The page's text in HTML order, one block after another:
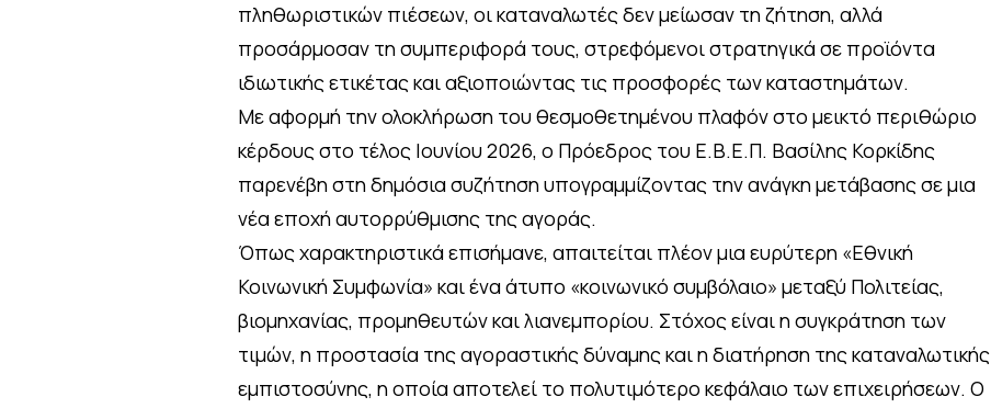
πληθωριστικών πιέσεων, οι καταναλωτές δεν μείωσαν τη ζήτηση, αλλά
προσάρμοσαν τη συμπεριφορά τους, στρεφόμενοι στρατηγικά σε προϊόντα
ιδιωτικής ετικέτας και αξιοποιώντας τις προσφορές των καταστημάτων.
Με αφορμή την ολοκλήρωση του θεσμοθετημένου πλαφόν στο μεικτό περιθώριο
κέρδους στο τέλος Ιουνίου 2026, ο Πρόεδρος του Ε.Β.Ε.Π. Βασίλης Κορκίδης
παρενέβη στη δημόσια συζήτηση υπογραμμίζοντας την ανάγκη μετάβασης σε μια
νέα εποχή αυτορρύθμισης της αγοράς.
Όπως χαρακτηριστικά επισήμανε, απαιτείται πλέον μια ευρύτερη «Εθνική
Κοινωνική Συμφωνία» και ένα άτυπο «κοινωνικό συμβόλαιο» μεταξύ Πολιτείας,
βιομηχανίας, προμηθευτών και λιανεμπορίου. Στόχος είναι η συγκράτηση των
τιμών, η προστασία της αγοραστικής δύναμης και η διατήρηση της καταναλωτικής
εμπιστοσύνης, η οποία αποτελεί το πολυτιμότερο κεφάλαιο των επιχειρήσεων. Ο